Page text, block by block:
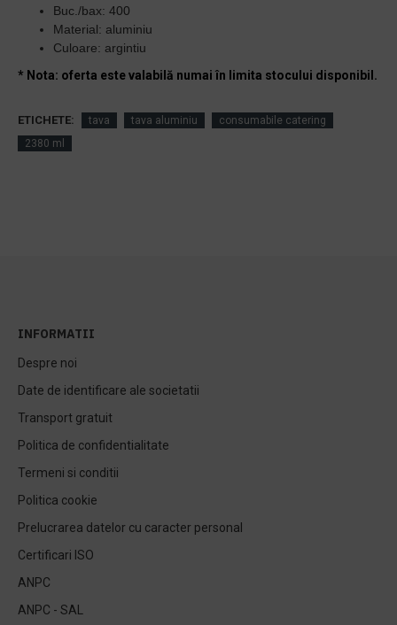
Buc./bax: 400
Material: aluminiu
Culoare: argintiu
* Nota: oferta este valabilă numai în limita stocului disponibil.
ETICHETE: tava tava aluminiu
consumabile catering
2380 ml
INFORMATII
Despre noi
Date de identificare ale societatii
Transport gratuit
Politica de confidentialitate
Termeni si conditii
Politica cookie
Prelucrarea datelor cu caracter personal
Certificari ISO
ANPC
ANPC - SAL